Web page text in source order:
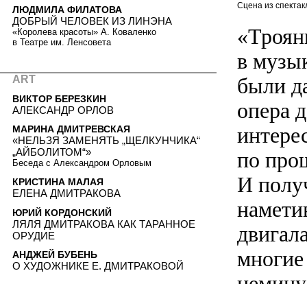
Сцена из
в
были
опера
по
И
ЛЮДМИЛА ФИЛАТОВА
ДОБРЫЙ ЧЕЛОВЕК ИЗ ЛИНЭНА
«Королева красоты» А. Коваленко
в Театре им. Ленсовета
ART
ВИКТОР БЕРЕЗКИН
АЛЕКСАНДР ОРЛОВ
МАРИНА ДМИТРЕВСКАЯ
«НЕЛЬЗЯ ЗАМЕНЯТЬ „ЩЕЛКУНЧИКА“
„АЙБОЛИТОМ“»
Беседа с Александром Орловым
КРИСТИНА МАЛАЯ
ЕЛЕНА ДМИТРАКОВА
ЮРИЙ КОРДОНСКИЙ
ЛЯЛЯ ДМИТРАКОВА КАК ТАРАННОЕ
ОРУДИЕ
АНДЖЕЙ БУБЕНЬ
О ХУДОЖНИКЕ Е. ДМИТРАКОВОЙ